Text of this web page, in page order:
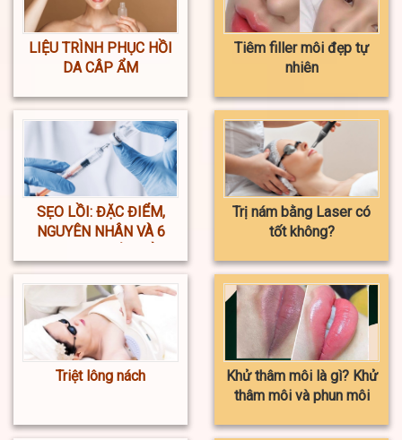
LIỆU TRÌNH PHỤC HỒI
DA CÂP ẨM
Tiêm filler môi đẹp tự
nhiên
SẸO LỒI: ĐẶC ĐIỂM,
NGUYÊN NHÂN VÀ 6
TRỊ
Trị nám bằng Laser có
tốt không?
Triệt lông nách
Khử thâm môi là gì? Khử
thâm môi và phun môi